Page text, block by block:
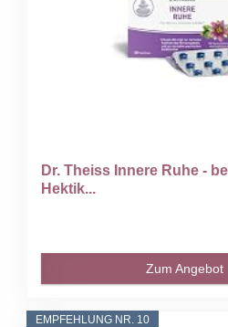
Dr. Theiss Innere Ruhe -
Hektik...
Zum Angebot
EMPFEHLUNG NR. 10